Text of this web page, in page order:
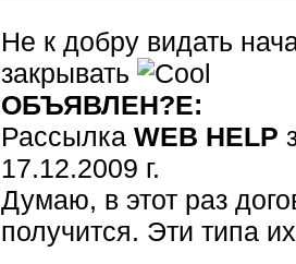
Не к добру видать
закрывать
ОБЪЯВЛЕН?E:
Рассылка WEB HELP
17.12.2009 г.
Думаю, в этот раз
получится. Эти типа